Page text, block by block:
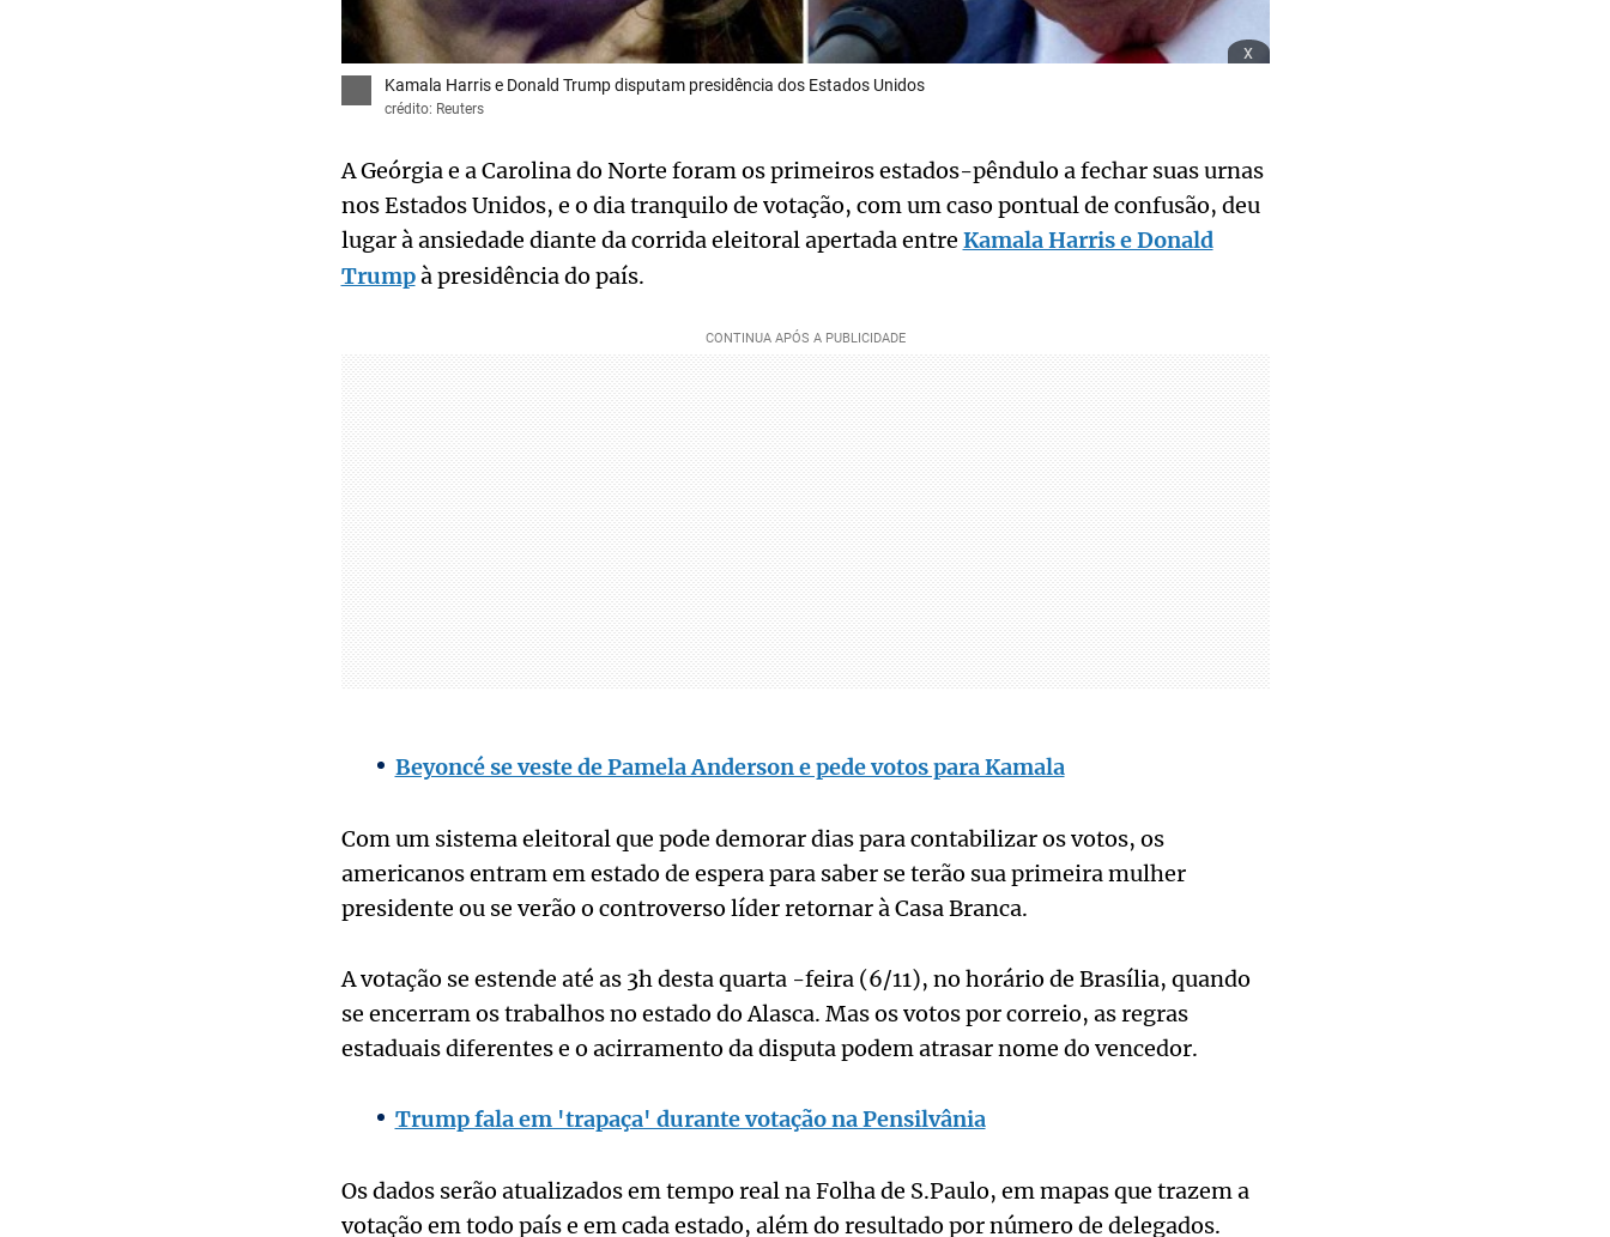
x
Kamala Harris e Donald Trump disputam presidência dos Estados Unidos
crédito: Reuters
A Geórgia e a Carolina do Norte foram os primeiros estados-pêndulo a fechar suas urnas
nos Estados Unidos, e o dia tranquilo de votação, com um caso pontual de confusão, deu
lugar à ansiedade diante da corrida eleitoral apertada entre Kamala Harris e Donald
Trumpà presidência do país.
Beyoncé se veste de Pamela Anderson e pede votos para Kamala
Com um sistema eleitoral que pode demorar dias para contabilizar os votos, os
americanos entram em estado de espera para saber se terão sua primeira mulher
presidente ou se verão o controverso líder retornar à Casa Branca.
A votação se estende até as 3h desta quarta -feira (6/11), no horário de Brasília, quando
se encerram os trabalhos no estado do Alasca. Mas os votos por correio, as regras
estaduais diferentes e o acirramento da disputa podem atrasar nome do vencedor.
Trump fala em 'trapaça' durante votação na Pensilvânia
Os dados serão atualizados em tempo real na Folha de S.Paulo, em mapas que trazem a
votação em todo país e em cada estado, além do resultado por número de delegados.